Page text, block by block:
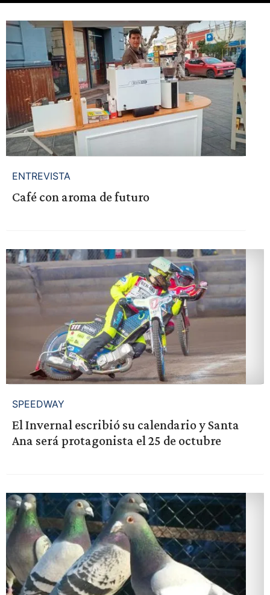
ENTREVISTA
Café con aroma de futuro
SPEEDWAY
El Invernal escribió su calendario y Santa
Ana será protagonista el 25 de octubre